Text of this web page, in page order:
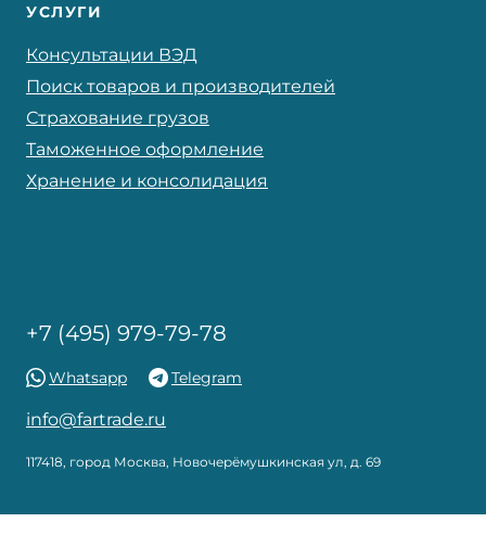
УСЛУГИ
Консультации ВЭД
Поиск товаров и производителей
Страхование грузов
Таможенное оформление
Хранение и консолидация
+7 (495) 979-79-78
Whatsapp Telegram
info@fartrade.ru
117418, город Москва, Новочерёмушкинская ул, д. 69